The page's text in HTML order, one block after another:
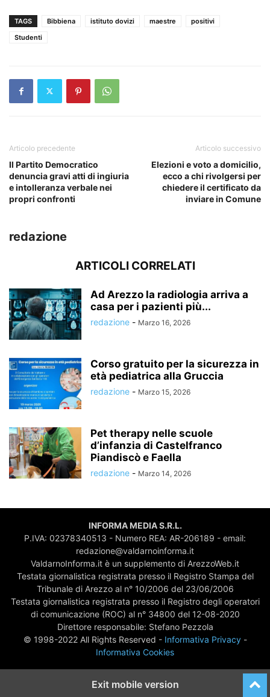
TAGS Bibbiena istituto dovizi maestre
positivi
Studenti
Articolo precedente
Il Partito Democratico
denuncia gravi atti di ingiuria
e intolleranza verbale nei
propri confronti
Articolo successivo
Elezioni e voto a domicilio,
ecco a chi rivolgersi per
chiedere il certificato da
inviare in Comune
redazione
ARTICOLI CORRELATI
Ad Arezzo la radiologia arriva a
casa per i pazienti più...
redazione - Marzo 16, 2026
Corso gratuito per la sicurezza in
età pediatrica alla Gruccia
redazione - Marzo 15, 2026
Pet therapy nelle scuole
d’infanzia di Castelfranco
Piandiscò e Faella
redazione - Marzo 14, 2026
INFORMA MEDIA S.R.L.
P.IVA: 02378340513 - Numero REA: AR-206189 - email:
redazione@valdarnoinforma.it
ValdarnoInforma.it è un supplemento di ArezzoWeb.it
Testata giornalistica registrata presso il Registro Stampa del
Tribunale di Arezzo al n° 10/2006 del 23/06/2006
Testata giornalistica registrata presso il Registro degli operatori
di comunicazione (ROC) al n° 34800 del 12-08-2020
Direttore responsabile: Stefano Pezzola
© 1998-2022 All Rights Reserved - Informativa Privacy-
Informativa Cookies
Exit mobile version